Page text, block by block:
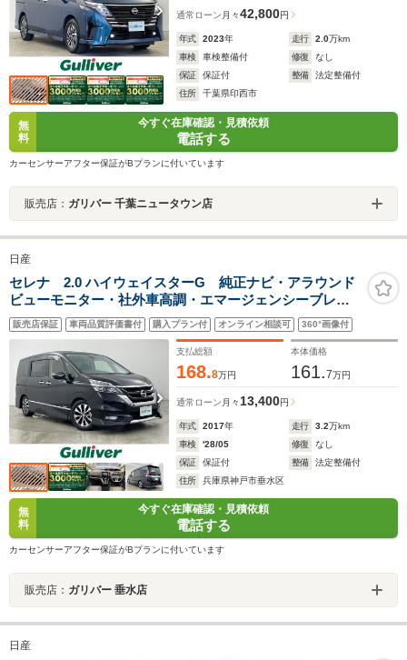
通常ローン 月々42,800円
年式 2023年 走行 2.0万km
車検
車検整備付 修復
なし
保証
保証付 整備
法定整備付
住所
千葉県印西市
無
料
今すぐ在庫確認・見積依頼
電話する
カーセンサーアフター保証がBプランに付いています
販売店： ガリバー 千葉ニュータウン店
日産
セレナ 2.0 ハイウェイスターG 純正ナビ・アラウンド
ビューモニター・社外車高調・エマージェンシーブレー
キ・前後ソナー・クルーズコントロール・両側パワース
ライドドア・ハンズフリーオートスライドドア・ETC・
社外前方ドライブレコーダー
販売店保証 車両品質評価書付 購入プラン付 オンライン相談可 360°画像付
支払総額
168.8万円
本体価格
161.7万円
通常ローン 月々 13,400円
年式 2017年 走行 3.2万km
車検
'28/05 修復
なし
保証
保証付 整備
法定整備付
住所
兵庫県神戸市垂水区
無
料
今すぐ在庫確認・見積依頼
電話する
カーセンサーアフター保証がBプランに付いています
販売店： ガリバー 垂水店
日産